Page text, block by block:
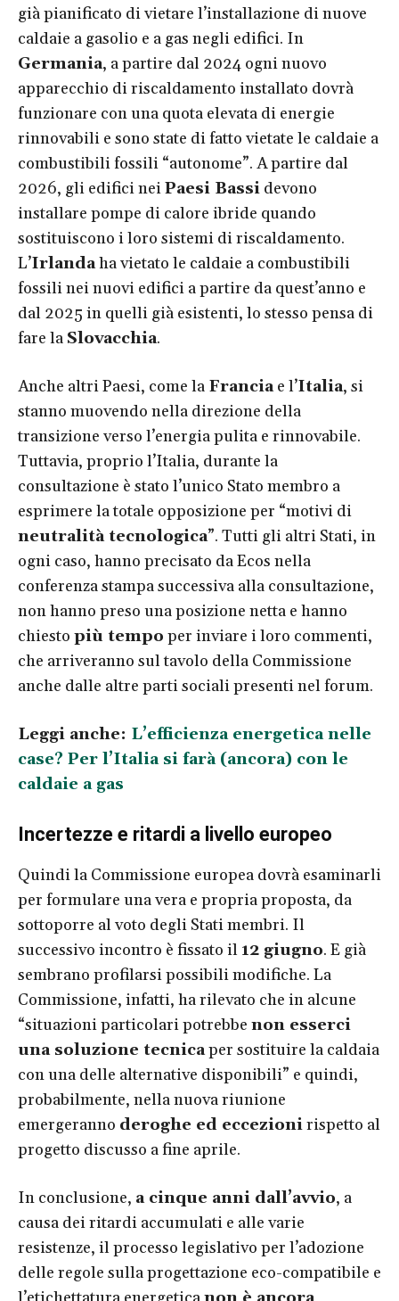
già pianificato di vietare l’installazione di nuove
caldaie a gasolio e a gas negli edifici. In
Germania, a partire dal 2024 ogni nuovo
apparecchio di riscaldamento installato dovrà
funzionare con una quota elevata di energie
rinnovabili e sono state di fatto vietate le caldaie a
combustibili fossili “autonome”. A partire dal
2026, gli edifici neiPaesi Bassi devono
installare pompe di calore ibride quando
sostituiscono i loro sistemi di riscaldamento.
L’Irlandaha vietato le caldaie a combustibili
fossili nei nuovi edifici a partire da quest’anno e
dal 2025 in quelli già esistenti, lo stesso pensa di
fare la Slovacchia.
Anche altri Paesi, come la Franciae l’Italia, si
stanno muovendo nella direzione della
transizione verso l’energia pulita e rinnovabile.
Tuttavia, proprio l’Italia, durante la
consultazione è stato l’unico Stato membro a
esprimere la totale opposizione per “motivi di
neutralità tecnologica”. Tutti gli altri Stati, in
ogni caso, hanno precisato da Ecos nella
conferenza stampa successiva alla consultazione,
non hanno preso una posizione netta e hanno
chiesto più tempo per inviare i loro commenti,
che arriveranno sul tavolo della Commissione
anche dalle altre parti sociali presenti nel forum.
Leggi anche: L’efficienza energetica nelle
case? Per l’Italia si farà (ancora) con le
caldaie a gas
Incertezze e ritardi a livello europeo
Quindi la Commissione europea dovrà esaminarli
per formulare una vera e propria proposta, da
sottoporre al voto degli Stati membri. Il
successivo incontro è fissato il 12 giugno. E già
sembrano profilarsi possibili modifiche. La
Commissione, infatti, ha rilevato che in alcune
“situazioni particolari potrebbe non esserci
una soluzione tecnicaper sostituire la caldaia
con una delle alternative disponibili” e quindi,
probabilmente, nella nuova riunione
emergeranno deroghe ed eccezionirispetto al
progetto discusso a fine aprile.
In conclusione, a cinque anni dall’avvio, a
causa dei ritardi accumulati e alle varie
resistenze, il processo legislativo per l’adozione
delle regole sulla progettazione eco-compatibile e